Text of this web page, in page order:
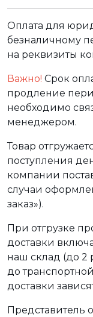
Оплата для
безналичному
на реквизиты
Важно! Срок
продление
необходимо
менеджером.
Товар
поступления
компании
случаи
заказ»).
При отгрузке
доставки
наш склад (до 2
до
доставки
Представитель